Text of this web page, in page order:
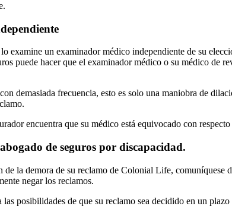
examine un examinador médico independiente de su
puede hacer que el examinador médico o su médico de
demasiada frecuencia, esto es solo una maniobra de
encuentra que su médico está equivocado con
de seguros por discapacidad.
de la demora de su reclamo de Colonial Life,
negar los reclamos.
posibilidades de que su reclamo sea decidido en un